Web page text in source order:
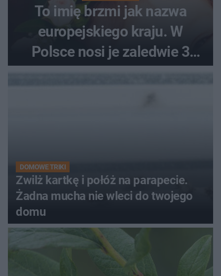
To imię brzmi jak nazwa
europejskiego kraju. W
Polsce nosi je zaledwie 3
kobiety
DOMOWE TRIKI
Zwilż kartkę i połóż na parapecie.
Żadna mucha nie wleci do twojego
domu